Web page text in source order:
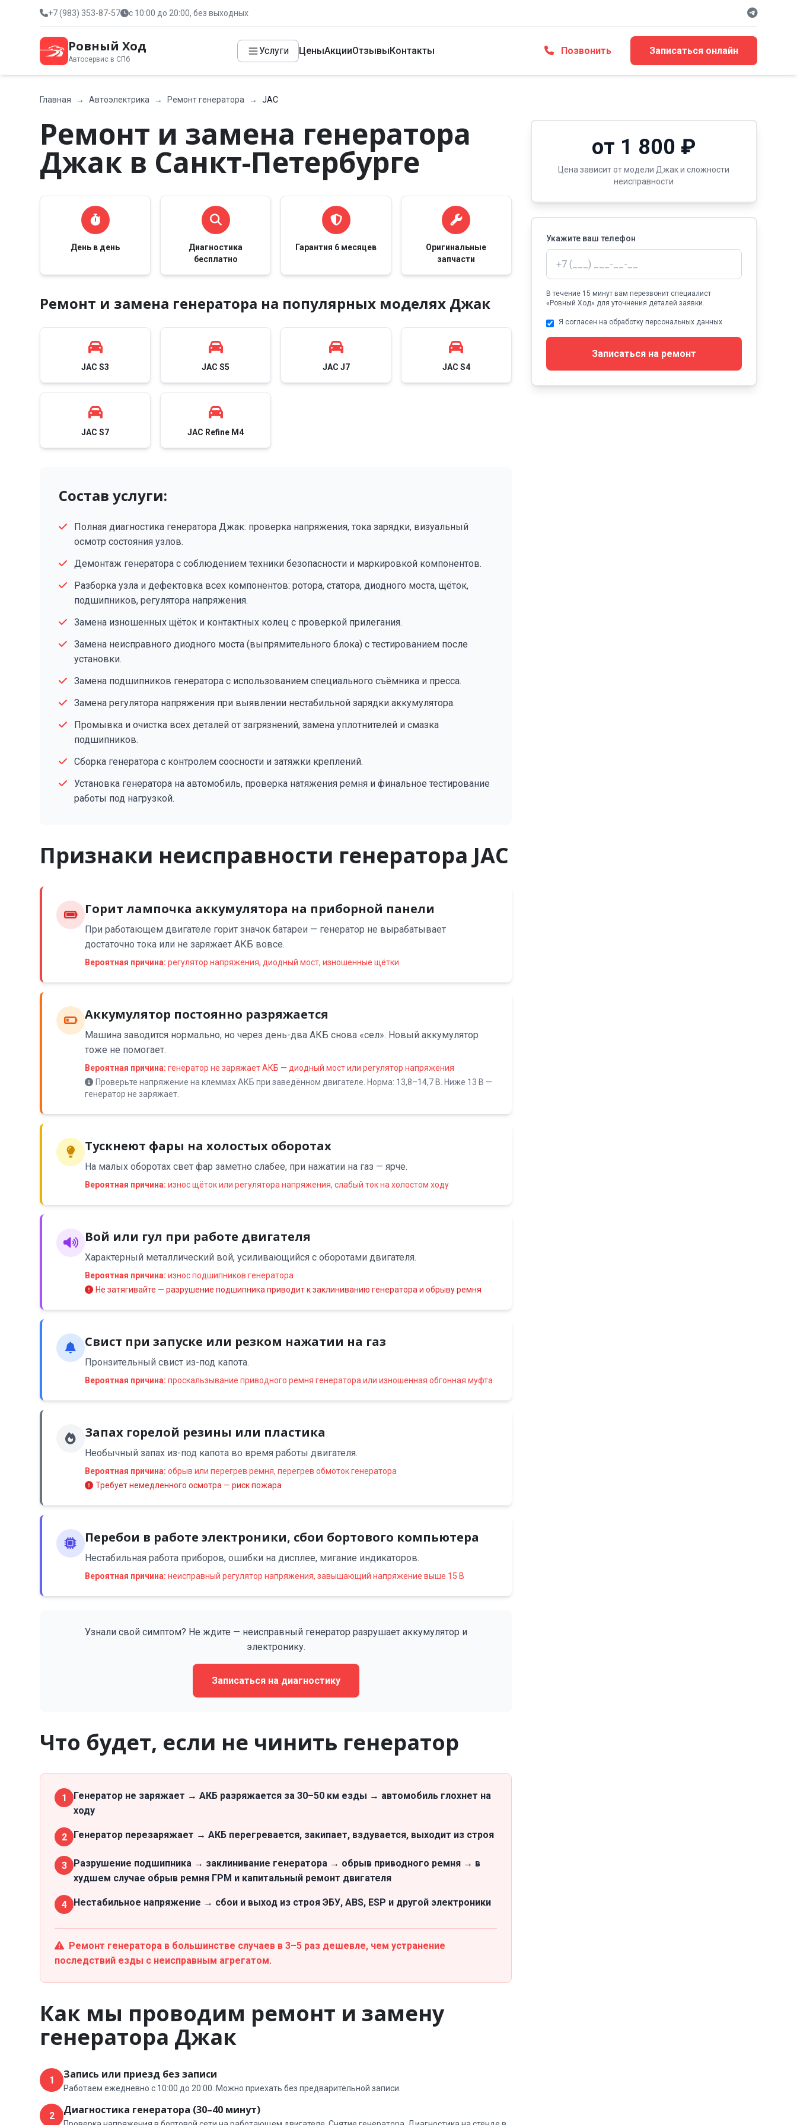
+7 (983) 353-87-57 с 10:00 до 20:00, без выходных
Ровный Ход
Автосервис в СПб
Услуги ЦеныАкцииОтзывыКонтакты Позвонить Записаться онлайн
Главная → Автоэлектрика → Ремонт генератора → JAC
Ремонт и замена генератора
Джак в Санкт-Петербурге
День в день
Диагностика
бесплатно
Гарантия 6 месяцев
Оригинальные
запчасти
Ремонт и замена генератора на популярных моделях Джак
JAC S3 JAC S5 JAC J7 JAC S4
JAC S7 JAC Refine M4
Состав услуги:
Полная диагностика генератора Джак: проверка напряжения, тока зарядки, визуальный
осмотр состояния узлов.
Демонтаж генератора с соблюдением техники безопасности и маркировкой компонентов.
Разборка узла и дефектовка всех компонентов: ротора, статора, диодного моста, щёток,
подшипников, регулятора напряжения.
Замена изношенных щёток и контактных колец с проверкой прилегания.
Замена неисправного диодного моста (выпрямительного блока) с тестированием после
установки.
Замена подшипников генератора с использованием специального съёмника и пресса.
Замена регулятора напряжения при выявлении нестабильной зарядки аккумулятора.
Промывка и очистка всех деталей от загрязнений, замена уплотнителей и смазка
подшипников.
Сборка генератора с контролем соосности и затяжки креплений.
Установка генератора на автомобиль, проверка натяжения ремня и финальное тестирование
работы под нагрузкой.
Признаки неисправности генератора JAC
Горит лампочка аккумулятора на приборной панели
При работающем двигателе горит значок батареи — генератор не вырабатывает
достаточно тока или не заряжает АКБ вовсе.
Вероятная причина: регулятор напряжения, диодный мост, изношенные щётки
Аккумулятор постоянно разряжается
Машина заводится нормально, но через день-два АКБ снова «сел». Новый аккумулятор
тоже не помогает.
Вероятная причина: генератор не заряжает АКБ — диодный мост или регулятор напряжения
Проверьте напряжение на клеммах АКБ при заведённом двигателе. Норма: 13,8–14,7 В. Ниже 13 В —
генератор не заряжает.
Тускнеют фары на холостых оборотах
На малых оборотах свет фар заметно слабее, при нажатии на газ — ярче.
Вероятная причина: износ щёток или регулятора напряжения, слабый ток на холостом ходу
Вой или гул при работе двигателя
Характерный металлический вой, усиливающийся с оборотами двигателя.
Вероятная причина: износ подшипников генератора
Не затягивайте — разрушение подшипника приводит к заклиниванию генератора и обрыву ремня
Свист при запуске или резком нажатии на газ
Пронзительный свист из-под капота.
Вероятная причина: проскальзывание приводного ремня генератора или изношенная обгонная муфта
Запах горелой резины или пластика
Необычный запах из-под капота во время работы двигателя.
Вероятная причина: обрыв или перегрев ремня, перегрев обмоток генератора
Требует немедленного осмотра — риск пожара
Перебои в работе электроники, сбои бортового компьютера
Нестабильная работа приборов, ошибки на дисплее, мигание индикаторов.
Вероятная причина: неисправный регулятор напряжения, завышающий напряжение выше 15 В
Узнали свой симптом? Не ждите — неисправный генератор разрушает аккумулятор и
электронику.
Записаться на диагностику
Что будет, если не чинить генератор
1
Генератор не заряжает → АКБ разряжается за 30–50 км езды → автомобиль глохнет на
ходу
2 Генератор перезаряжает → АКБ перегревается, закипает, вздувается, выходит из строя
3
Разрушение подшипника → заклинивание генератора → обрыв приводного ремня → в
худшем случае обрыв ремня ГРМ и капитальный ремонт двигателя
4 Нестабильное напряжение → сбои и выход из строя ЭБУ, ABS, ESP и другой электроники
Ремонт генератора в большинстве случаев в 3–5 раз дешевле, чем устранение
последствий езды с неисправным агрегатом.
Как мы проводим ремонт и замену
генератора Джак
1 Запись или приезд без записи
Работаем ежедневно с 10:00 до 20:00. Можно приехать без предварительной записи.
2 Диагностика генератора (30–40 минут)
от 1 800 ₽
Цена зависит от модели Джак и сложности
неисправности
Укажите ваш телефон
В течение 15 минут вам перезвонит специалист
«Ровный Ход» для уточнения деталей заявки.
Я согласен на обработку персональных данных
Записаться на ремонт